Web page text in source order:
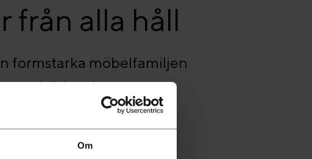
Om
från alla håll
formstarka möbelfamiljen
skrivbord.